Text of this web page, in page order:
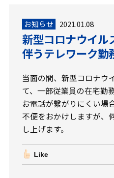
お知らせ 2021.01.08
新型コロナウイル
伴うテレワーク勤
当面の間、新型コロナウ
て、一部従業員の在宅勤
お電話が繋がりにくい場
不便をおかけしますが、
し上げます。
Like